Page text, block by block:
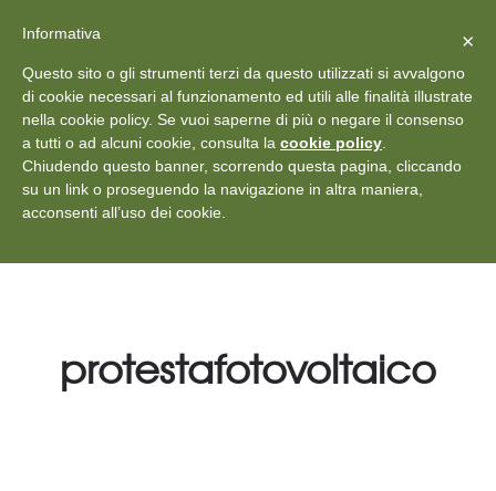
+39 011 18867102 info@aceper.it Statuto
Aceper
protestafotovoltaico
Vedi: Protezione dei dati personali ×
Informativa
Questo sito o gli strumenti terzi da questo utilizzati si avvalgono
di cookie necessari al funzionamento ed utili alle finalità illustrate
nella cookie policy. Se vuoi saperne di più o negare il consenso
a tutti o ad alcuni cookie, consulta la cookie policy
Chiudendo questo banner, scorrendo questa pagina, cliccando
su un link o proseguendo la navigazione in altra maniera,
acconsenti all’uso dei cookie.